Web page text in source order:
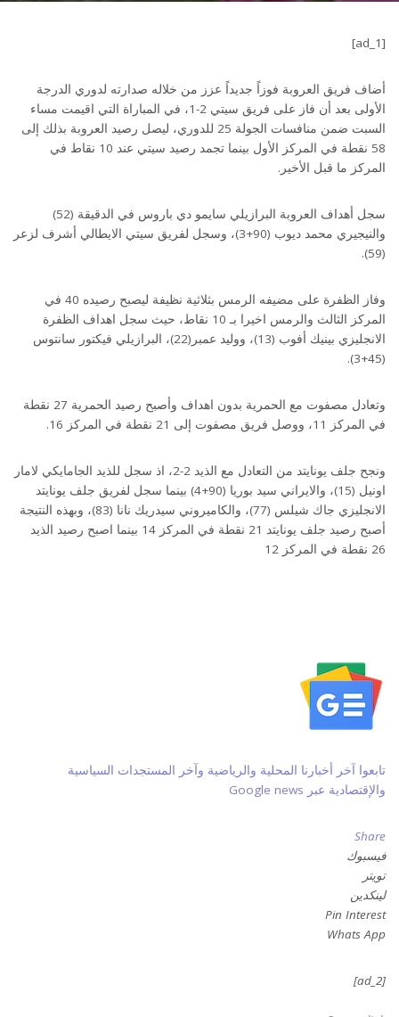
[ad_1]
أضاف فريق العروبة فوزاً جديداً عزز من خلاله صدارته لدوري الدرجة
الأولى بعد أن فاز على فريق سيتي 2-1، في المباراة التي اقيمت مساء
السبت ضمن منافسات الجولة 25 للدوري، ليصل رصيد العروبة بذلك إلى
58 نقطة في المركز الأول بينما تجمد رصيد سيتي عند 10 نقاط في
المركز ما قبل الأخير.
سجل أهداف العروبة البرازيلي سايمو دي باروس في الدقيقة (52)
والنيجيري محمد ديوب (90+3)، وسجل لفريق سيتي الايطالي أشرف لزعر
(59).
وفاز الظفرة على مضيفه الرمس بثلاثية نظيفة ليصبح رصيده 40 في
المركز الثالث والرمس اخيرا بـ 10 نقاط، حيث سجل اهداف الظفرة
الانجليزي بينيك أفوب (13)، ووليد عمبر(22)، البرازيلي فيكتور سانتوس
(45+3).
وتعادل مصفوت مع الحمرية بدون اهداف وأصبح رصيد الحمرية 27 نقطة
في المركز 11، ووصل فريق مصفوت إلى 21 نقطة في المركز 16.
ونجح جلف يونايتد من التعادل مع الذيد 2-2، اذ سجل للذيد الجامايكي لامار
اونيل (15)، والايراني سيد بوريا (90+4) بينما سجل لفريق جلف يونايتد
الانجليزي جاك شيلس (77)، والكاميروني سيدريك نانا (83)، وبهذه النتيجة
أصبح رصيد جلف يونايتد 21 نقطة في المركز 14 بينما اصبح رصيد الذيد
26 نقطة في المركز 12
تابعوا آخر أخبارنا المحلية والرياضية وآخر المستجدات السياسية
والإقتصادية عبر Google news
Share
فيسبوك
تويتر
لينكدين
Pin Interest
Whats App
[ad_2]